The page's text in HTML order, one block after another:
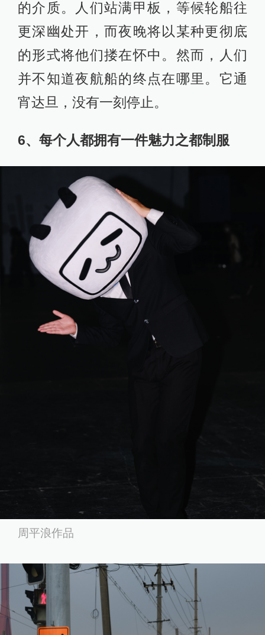
的介质。人们站满甲板，等候轮船往
更深幽处开，而夜晚将以某种更彻底
的形式将他们搂在怀中。然而，人们
并不知道夜航船的终点在哪里。它通
宵达旦，没有一刻停止。
6、每个人都拥有一件魅力之都制服
周平浪作品